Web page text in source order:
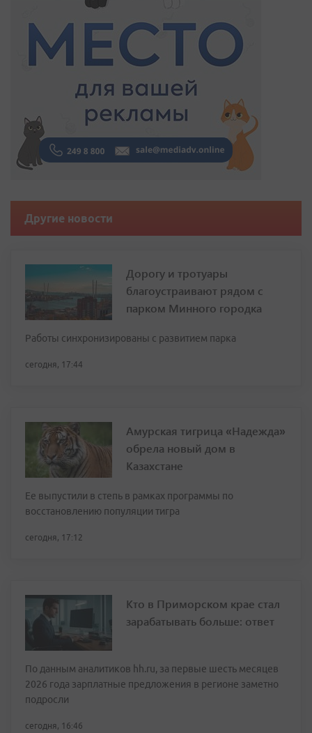
Другие новости
Дорогу и тротуары
благоустраивают рядом с
парком Минного городка
Работы синхронизированы с развитием парка
сегодня, 17:44
Амурская тигрица «Надежда»
обрела новый дом в
Казахстане
Ее выпустили в степь в рамках программы по
восстановлению популяции тигра
сегодня, 17:12
Кто в Приморском крае стал
зарабатывать больше: ответ
По данным аналитиков hh.ru, за первые шесть месяцев
2026 года зарплатные предложения в регионе заметно
подросли
сегодня, 16:46